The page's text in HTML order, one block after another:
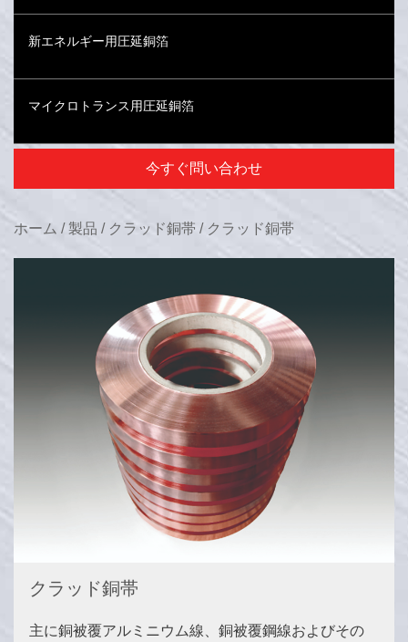
新エネルギー用圧延銅箔
マイクロトランス用圧延銅箔
今すぐ問い合わせ
ホーム /製品 / クラッド銅帯 / クラッド銅帯
クラッド銅帯
主に銅被覆アルミニウム線、銅被覆鋼線およびその